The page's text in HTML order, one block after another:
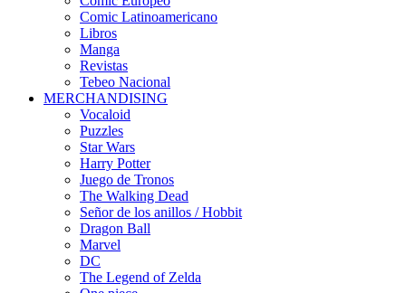
Comic Latinoamericano
Libros
Manga
Revistas
Tebeo Nacional
MERCHANDISING
Vocaloid
Puzzles
Star Wars
Harry Potter
Juego de Tronos
The Walking Dead
Señor de los anillos / Hobbit
Dragon Ball
Marvel
DC
The Legend of Zelda